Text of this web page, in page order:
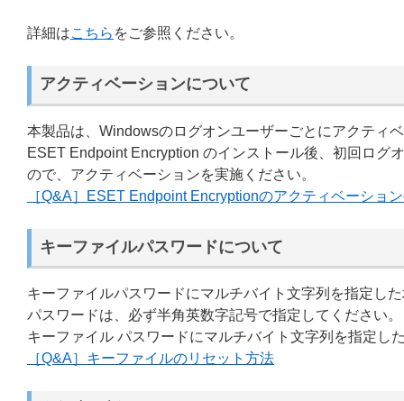
詳細はこちら をご参照ください。
アクティベーションについて
本製品は、Windowsのログオンユーザーごとにアクティ
ESET Endpoint Encryption のインストール後、初回ログ
ので、アクティベーションを実施ください。
［Q&A］ESET Endpoint Encryptionのアクティベーショ
キーファイルパスワードについて
キーファイルパスワードにマルチバイト文字列を指定し
パスワードは、必ず半角英数字記号で指定してください。
キーファイル パスワードにマルチバイト文字列を指定し
［Q&A］キーファイルのリセット方法